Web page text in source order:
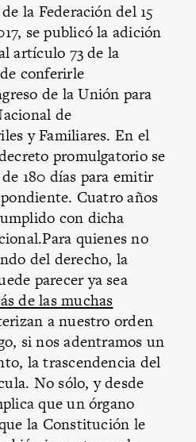
la Federación del 15
se publicó la adición
artículo 73 de la
conferirle
de la Unión para
de
y Familiares. En el
promulgatorio se
180 días para emitir
Cuatro años
con dicha
quienes no
del derecho, la
parecer ya sea
de las muchas
a nuestro orden
si nos adentramos un
la trascendencia del
No sólo, y desde
que un órgano
la Constitución le